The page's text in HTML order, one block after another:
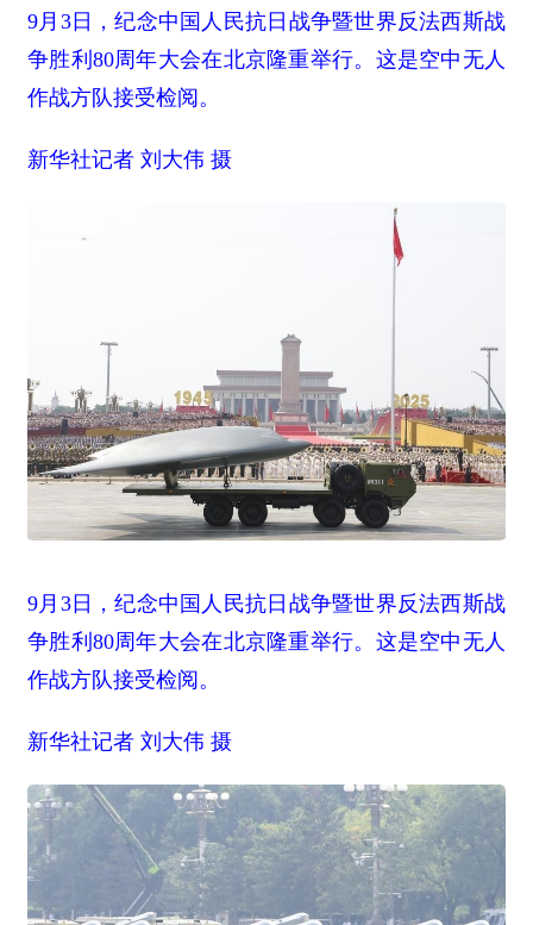
9月3日，纪念中国人民抗日战争暨世界反法西斯战
争胜利80周年大会在北京隆重举行。这是空中无人
作战方队接受检阅。
新华社记者 刘大伟 摄
9月3日，纪念中国人民抗日战争暨世界反法西斯战
争胜利80周年大会在北京隆重举行。这是空中无人
作战方队接受检阅。
新华社记者 刘大伟 摄